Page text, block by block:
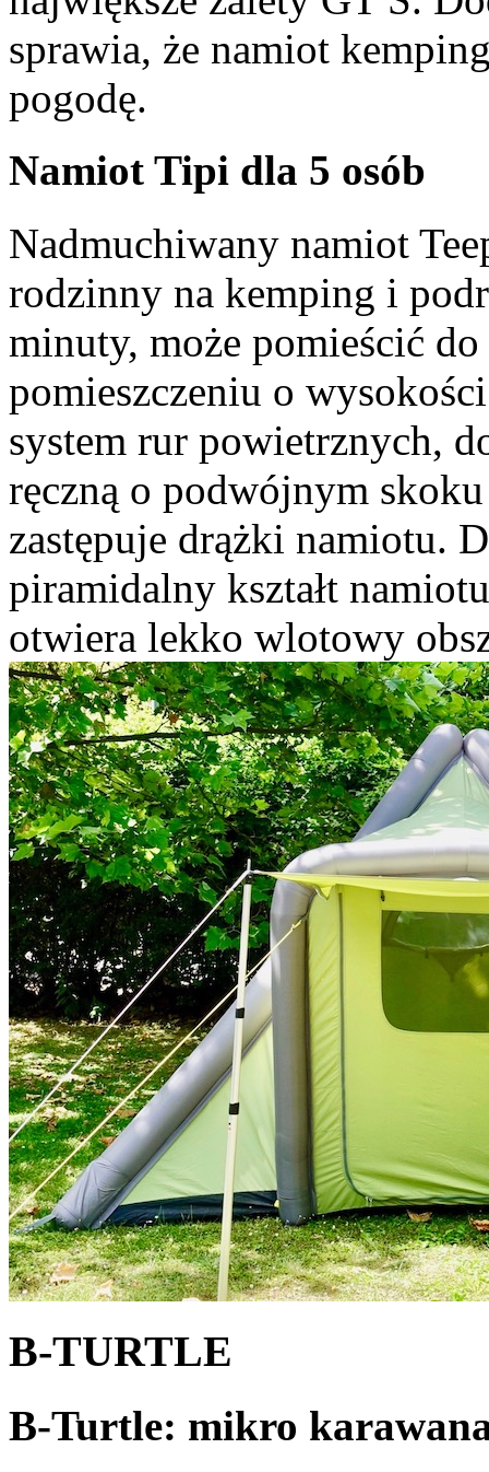
sprawia, że ​​namiot
pogodę.
Namiot Tipi dla 5 osób
Nadmuchiwany namiot
rodzinny na kemping i
minuty, może pomieścić
pomieszczeniu o
system rur powietrznych,
ręczną o podwójnym
zastępuje drążki namiotu.
piramidalny kształt
otwiera lekko wlotowy
B-TURTLE
B-Turtle: mikro